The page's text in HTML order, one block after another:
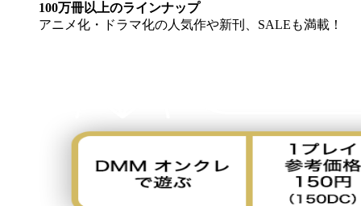
100万冊以上のラインナップ
アニメ化・ドラマ化の人気作や新刊、SALEも満載！